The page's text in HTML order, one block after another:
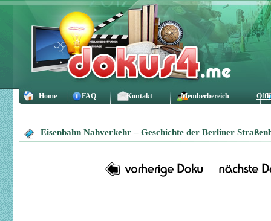
Home FAQ Kontakt Memberbereich
Eisenbahn Nahverkehr – Geschichte der Berliner